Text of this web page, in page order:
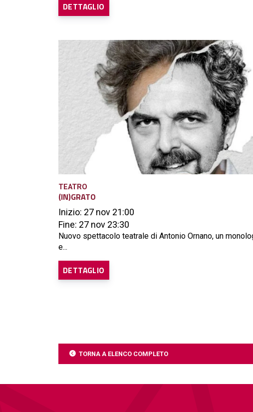
DETTAGLIO
TEATRO
(IN)GRATO
Inizio: 27 nov 21:00
Fine: 27 nov 23:30
Nuovo spettacolo teatrale di Antonio Ornano, un
e...
DETTAGLIO
TORNA A ELENCO COMPLETO